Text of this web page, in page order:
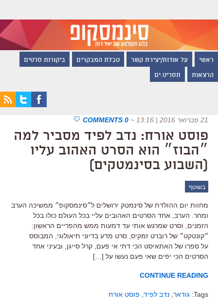
ראשי על אודות/יצירת קשר טבלת המבקרים ביקורות סרטים
הרצאות תסריט.ים
21 פברואר 2016 | 13:16 ~
0 COMMENTS
פוסט אורח: נדב לפיד מסביר למה
״הבוז״ הוא הסרט האהוב עליו
(השבוע בסינמטקים)
בשוטף
מחוות יום ההולדת של סינמטק ירושלים ל״סינמסקופ״ ממשיכה הערב
ומחר. הערב, אחד הסרטים האהובים עליי בכל העולם כולו בכל
הזמנים, וסרט שמרגש אותי עד דמעות ממש מהפריים הראשון:
״קונטקט״ של רוברט זמקיס, סרט מדע בדיוני תיאולוגי, המבוסס
על ספרו של האתאיסט הכי דתי אי פעם, קרל סייגן, ובעיני אחד
הסרטים הכי יפים שאי פעם נעשו על […]
CONTINUE READING
Tags: גודאר נדב לפיד פוסט אורח